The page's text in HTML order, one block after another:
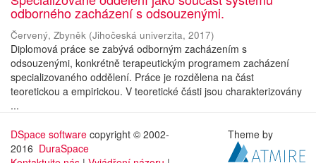
odborného zacházení s odsouzenými.
Červený, Zbyněk (Jihočeská univerzita, 2017)
Diplomová práce se zabývá odborným zacházením s
odsouzenými, konkrétně terapeutickým programem zacházení
specializovaného oddělení. Práce je rozdělena na část
teoretickou a empirickou. V teoretické části jsou charakterizovány
...
DSpace software copyright © 2002-
2016 DuraSpace
Theme by